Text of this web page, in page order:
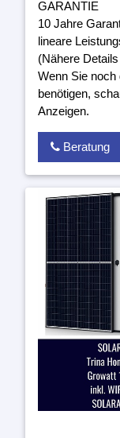
GARANTIE
10 Jahre
lineare
(Nähere
Wenn Sie
benötigen,
Anzeigen.
Beratung